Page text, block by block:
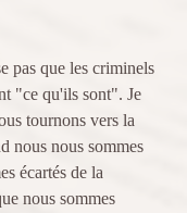
pas que les criminels
"ce qu'ils sont". Je
tournons vers la
nous nous sommes
écartés de la
nous sommes